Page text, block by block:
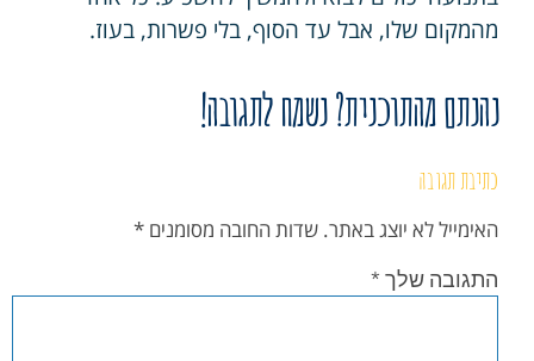
מהמקום שלו, אבל עד הסוף, בלי פשרות, בעוז.
נהנתם מהתוכנית? נשמח לתגובה!
כתיבת תגובה
האימייל לא יוצג באתר. שדות החובה מסומנים *
התגובה שלך *